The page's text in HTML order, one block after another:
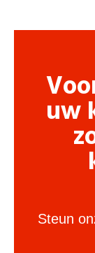
uw
Steun